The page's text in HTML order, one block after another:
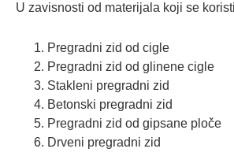
U zavisnosti od materijala koji se
Pregradni zid od cigle
Pregradni zid od glinene cigle
Stakleni pregradni zid
Betonski pregradni zid
Pregradni zid od gipsane ploče
Drveni pregradni zid